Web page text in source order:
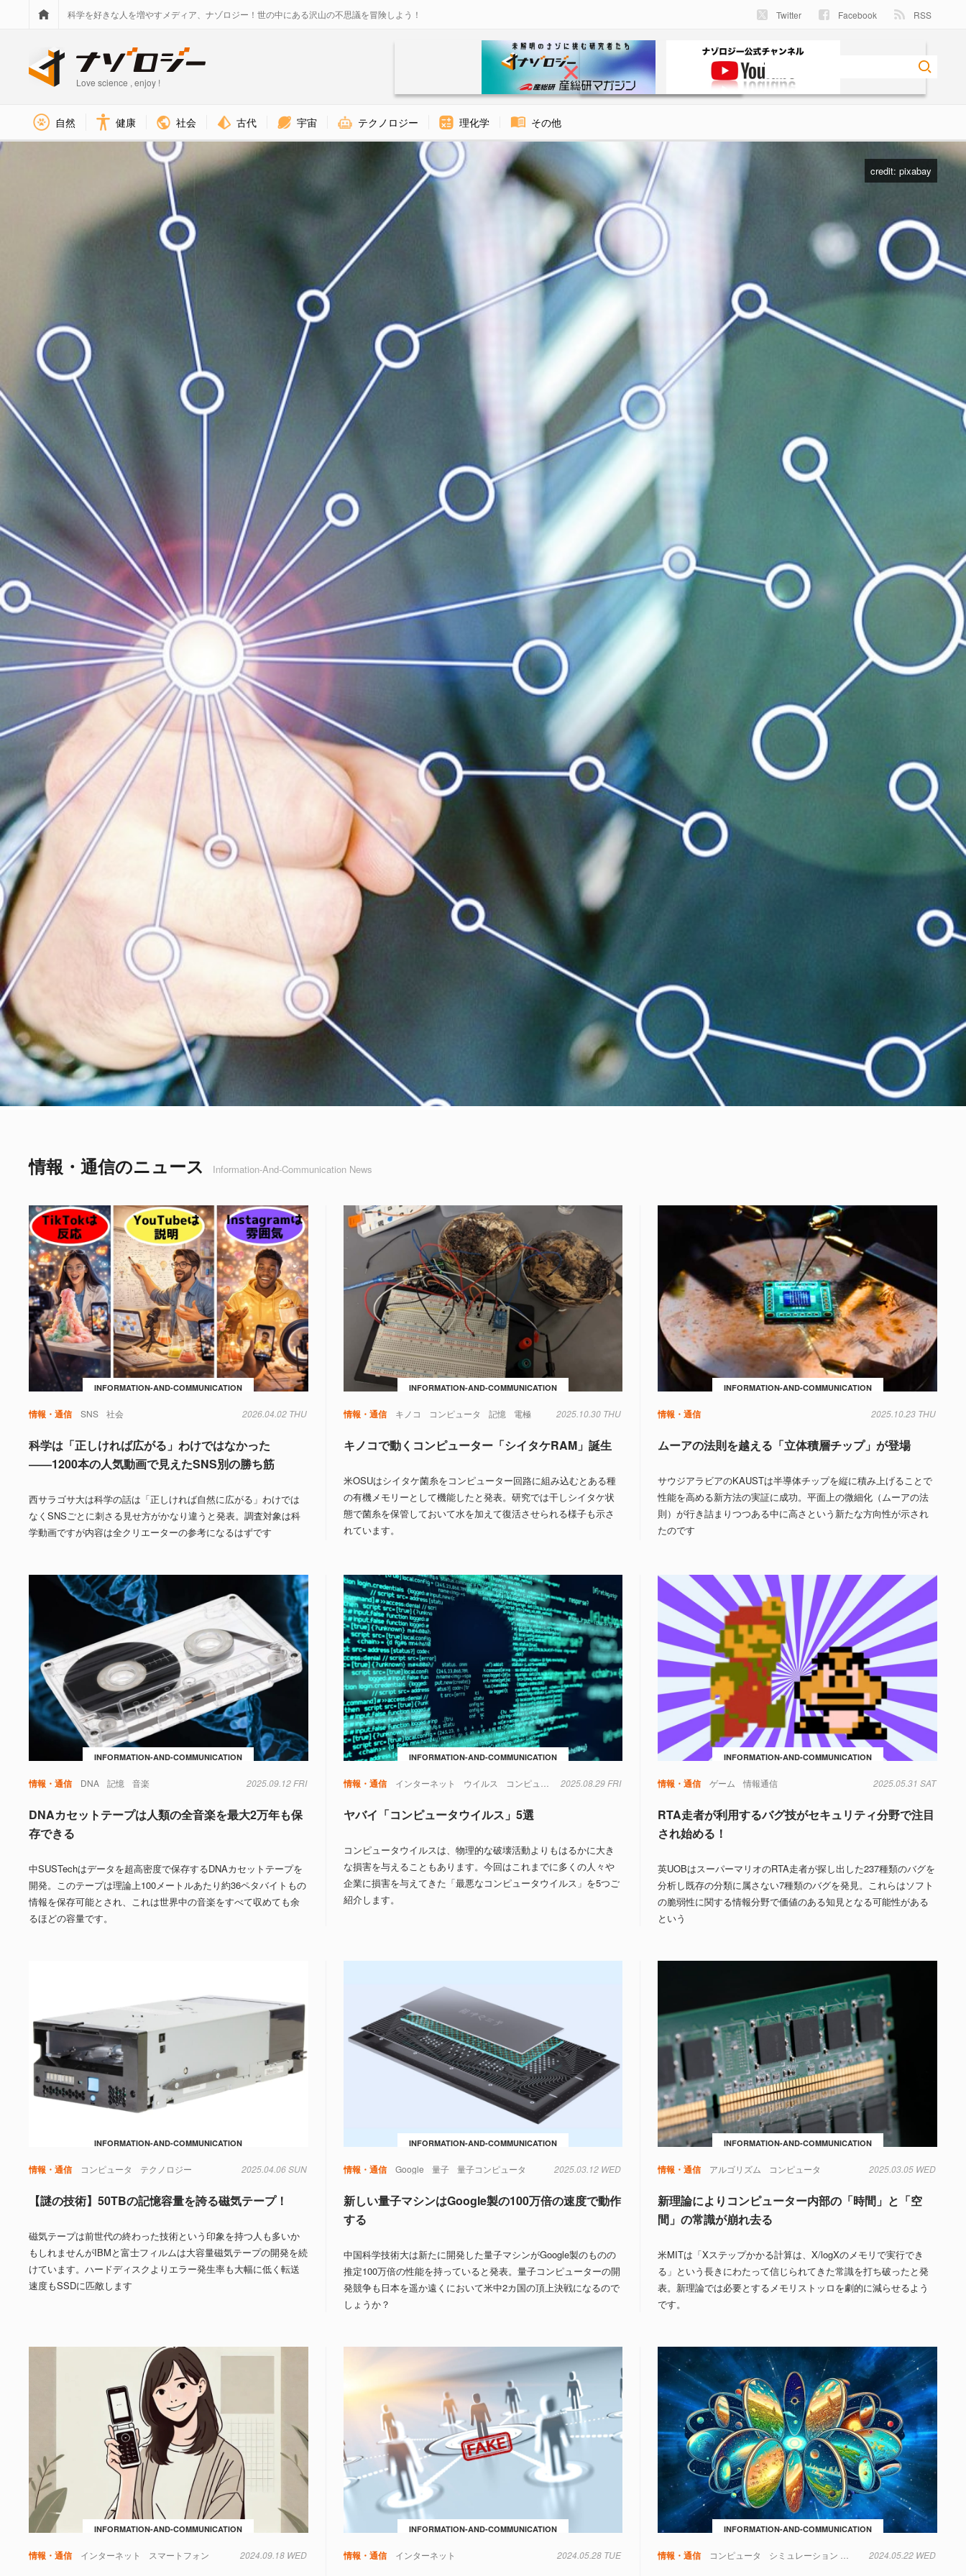
科学を好きな人を増やすメディア、ナゾロジー！世の中にある沢山の不思議を冒険しよう！ Twitter Facebook RSS
Love science , enjoy !
自然 健康 社会 古代 宇宙 テクノロジー 理化学 その他
情報・通信 カテゴリのニュース - ナゾロジー credit: pixabay
情報・通信のニュース Information-And-Communication News
INFORMATION-AND-COMMUNICATION
情報・通信 SNS 社会 2026.04.02 THU
科学は「正しければ広がる」わけではなかった
――1200本の人気動画で見えたSNS別の勝ち筋
西サラゴサ大は科学の話は「正しければ自然に広がる」わけでは
なくSNSごとに刺さる見せ方がかなり違うと発表。調査対象は科
学動画ですが内容は全クリエーターの参考になるはずです
INFORMATION-AND-COMMUNICATION
情報・通信 キノコ コンピュータ 記憶 電極 2025.10.30 THU
キノコで動くコンピューター「シイタケRAM」誕生
米OSUはシイタケ菌糸をコンピューター回路に組み込むとある種
の有機メモリーとして機能したと発表。研究では干しシイタケ状
態で菌糸を保管しておいて水を加えて復活させられる様子も示さ
れています。
INFORMATION-AND-COMMUNICATION
情報・通信 2025.10.23 THU
ムーアの法則を越える「立体積層チップ」が登場
サウジアラビアのKAUSTは半導体チップを縦に積み上げることで
性能を高める新方法の実証に成功。平面上の微細化（ムーアの法
則）が行き詰まりつつある中に高さという新たな方向性が示され
たのです
INFORMATION-AND-COMMUNICATION
情報・通信 DNA 記憶 音楽 2025.09.12 FRI
DNAカセットテープは人類の全音楽を最大2万年も保
存できる
中SUSTechはデータを超高密度で保存するDNAカセットテープを
開発。このテープは理論上100メートルあたり約36ペタバイトもの
情報を保存可能とされ、これは世界中の音楽をすべて収めても余
るほどの容量です。
INFORMATION-AND-COMMUNICATION
情報・通信 インターネット ウイルス コンピュータ 2025.08.29 FRI
ヤバイ「コンピュータウイルス」5選
コンピュータウイルスは、物理的な破壊活動よりもはるかに大き
な損害を与えることもあります。今回はこれまでに多くの人々や
企業に損害を与えてきた「最悪なコンピュータウイルス」を5つご
紹介します。
INFORMATION-AND-COMMUNICATION
情報・通信 ゲーム 情報通信 2025.05.31 SAT
RTA走者が利用するバグ技がセキュリティ分野で注目
され始める！
英UOBはスーパーマリオのRTA走者が探し出した237種類のバグを
分析し既存の分類に属さない7種類のバグを発見。これらはソフト
の脆弱性に関する情報分野で価値のある知見となる可能性がある
という
INFORMATION-AND-COMMUNICATION
情報・通信 コンピュータ テクノロジー 2025.04.06 SUN
【謎の技術】50TBの記憶容量を誇る磁気テープ！
磁気テープは前世代の終わった技術という印象を持つ人も多いか
もしれませんがIBMと富士フィルムは大容量磁気テープの開発を続
けています。ハードディスクよりエラー発生率も大幅に低く転送
速度もSSDに匹敵します
INFORMATION-AND-COMMUNICATION
情報・通信 Google 量子 量子コンピュータ 2025.03.12 WED
新しい量子マシンはGoogle製の100万倍の速度で動作
する
中国科学技術大は新たに開発した量子マシンがGoogle製のものの
推定100万倍の性能を持っていると発表。量子コンピューターの開
発競争も日本を遥か遠くにおいて米中2カ国の頂上決戦になるので
しょうか？
INFORMATION-AND-COMMUNICATION
情報・通信 アルゴリズム コンピュータ 2025.03.05 WED
新理論によりコンピューター内部の「時間」と「空
間」の常識が崩れ去る
米MITは「Xステップかかる計算は、X/logXのメモリで実行でき
る」という長きにわたって信じられてきた常識を打ち破ったと発
表。新理論では必要とするメモリストッロを劇的に減らせるよう
です。
INFORMATION-AND-COMMUNICATION
情報・通信 インターネット スマートフォン 2024.09.18 WED
INFORMATION-AND-COMMUNICATION
情報・通信 インターネット 2024.05.28 TUE
INFORMATION-AND-COMMUNICATION
情報・通信 コンピュータ シミュレーション タンパク質2024.05.22 WED